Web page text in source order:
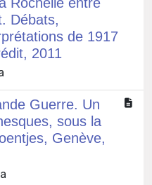
Débats,
de 1917
2011
Guerre. Un
sous la
Genève,